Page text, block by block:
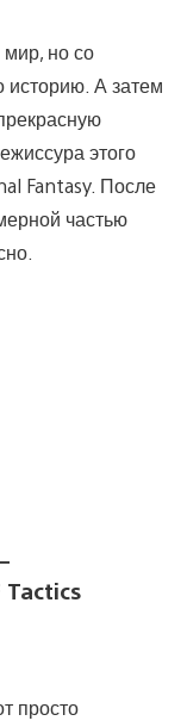
но со
историю. А затем
этого
Fantasy. После
частью
Tactics
просто